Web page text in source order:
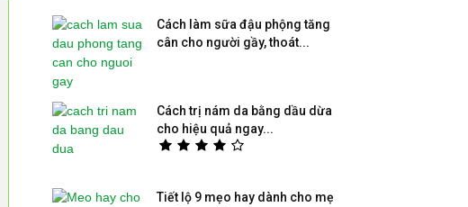
Cách làm sữa đậu phộng tăng
cân cho người gầy, thoát...
Cách trị nám da bằng dầu dừa
cho hiệu quả ngay...
Tiết lộ 9 mẹo hay dành cho mẹ